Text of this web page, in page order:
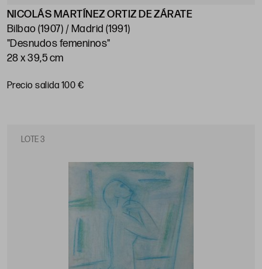
NICOLÁS MARTÍNEZ ORTIZ DE ZÁRATE
Bilbao (1907) / Madrid (1991)
"Desnudos femeninos"
28 x 39,5 cm
Precio salida 100 €
LOTE 3